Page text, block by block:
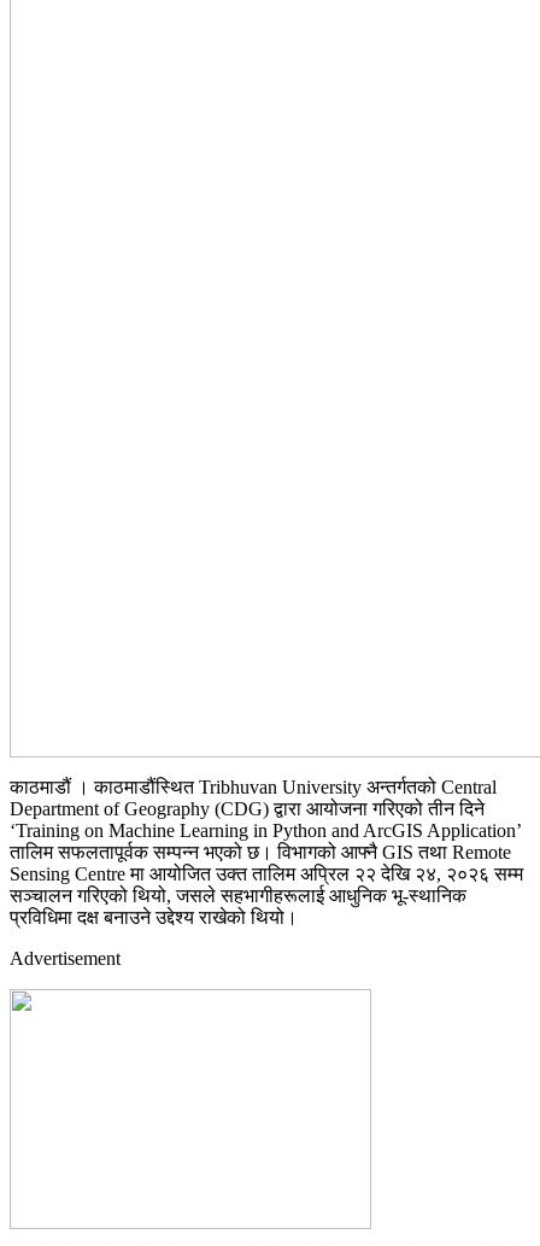
काठमाडौं । काठमाडौंस्थित Tribhuvan University अन्तर्गतको Central
Department of Geography (CDG) द्वारा आयोजना गरिएको तीन दिने
‘Training on Machine Learning in Python and ArcGIS Application’
तालिम सफलतापूर्वक सम्पन्न भएको छ। विभागको आफ्नै GIS तथा Remote
Sensing Centre मा आयोजित उक्त तालिम अप्रिल २२ देखि २४, २०२६ सम्म
सञ्चालन गरिएको थियो, जसले सहभागीहरूलाई आधुनिक भू-स्थानिक
प्रविधिमा दक्ष बनाउने उद्देश्य राखेको थियो।
Advertisement